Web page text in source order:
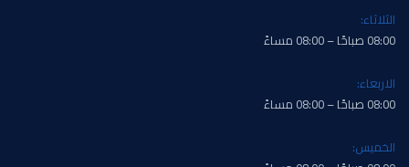
الثلاثاء:
08:00 صباحًا – 08:00 مساءً
الاربعاء:
08:00 صباحًا – 08:00 مساءً
الخميس: